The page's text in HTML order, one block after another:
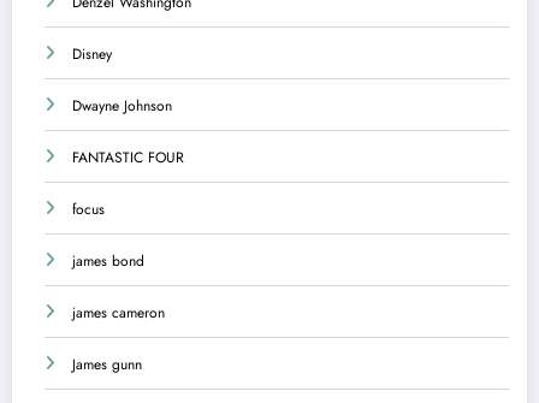
Disney
Dwayne Johnson
FANTASTIC FOUR
focus
james bond
james cameron
James gunn